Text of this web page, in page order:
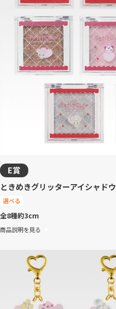
E賞
ときめきグリッターアイシャドウ
選べる
全8種約3cm
商品説明を見る